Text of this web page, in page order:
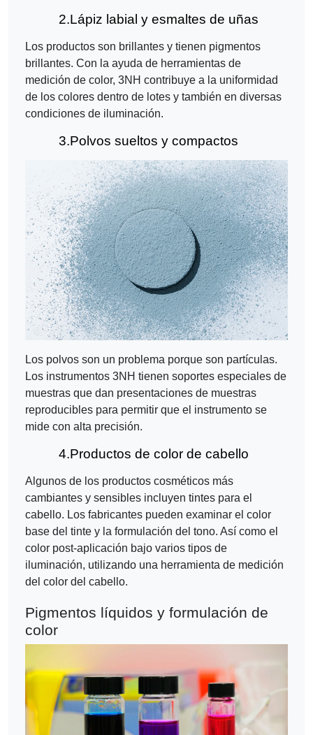
2.Lápiz labial y esmaltes de uñas
Los productos son brillantes y tienen pigmentos
brillantes. Con la ayuda de herramientas de
medición de color, 3NH contribuye a la uniformidad
de los colores dentro de lotes y también en diversas
condiciones de iluminación.
3.Polvos sueltos y compactos
Los polvos son un problema porque son partículas.
Los instrumentos 3NH tienen soportes especiales de
muestras que dan presentaciones de muestras
reproducibles para permitir que el instrumento se
mide con alta precisión.
4.Productos de color de cabello
Algunos de los productos cosméticos más
cambiantes y sensibles incluyen tintes para el
cabello. Los fabricantes pueden examinar el color
base del tinte y la formulación del tono. Así como el
color post-aplicación bajo varios tipos de
iluminación, utilizando una herramienta de medición
del color del cabello.
Pigmentos líquidos y formulación de
color